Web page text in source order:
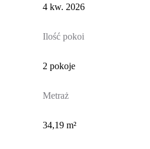
4 kw. 2026
Ilość pokoi
2 pokoje
Metraż
34,19 m²